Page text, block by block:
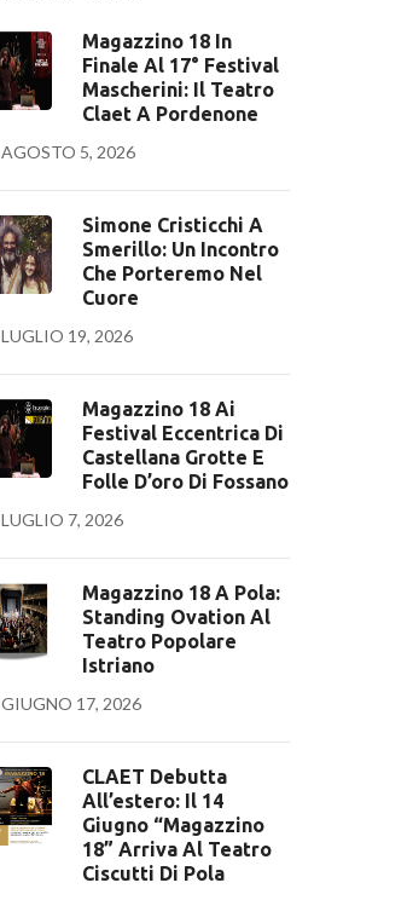
Magazzino 18 In
Finale Al 17° Festival
Mascherini: Il Teatro
Claet A Pordenone
AGOSTO 5, 2026
Simone Cristicchi A
Smerillo: Un Incontro
Che Porteremo Nel
Cuore
LUGLIO 19, 2026
Magazzino 18 Ai
Festival Eccentrica Di
Castellana Grotte E
Folle D’oro Di Fossano
LUGLIO 7, 2026
Magazzino 18 A Pola:
Standing Ovation Al
Teatro Popolare
Istriano
GIUGNO 17, 2026
CLAET Debutta
All’estero: Il 14
Giugno “Magazzino
18” Arriva Al Teatro
Ciscutti Di Pola